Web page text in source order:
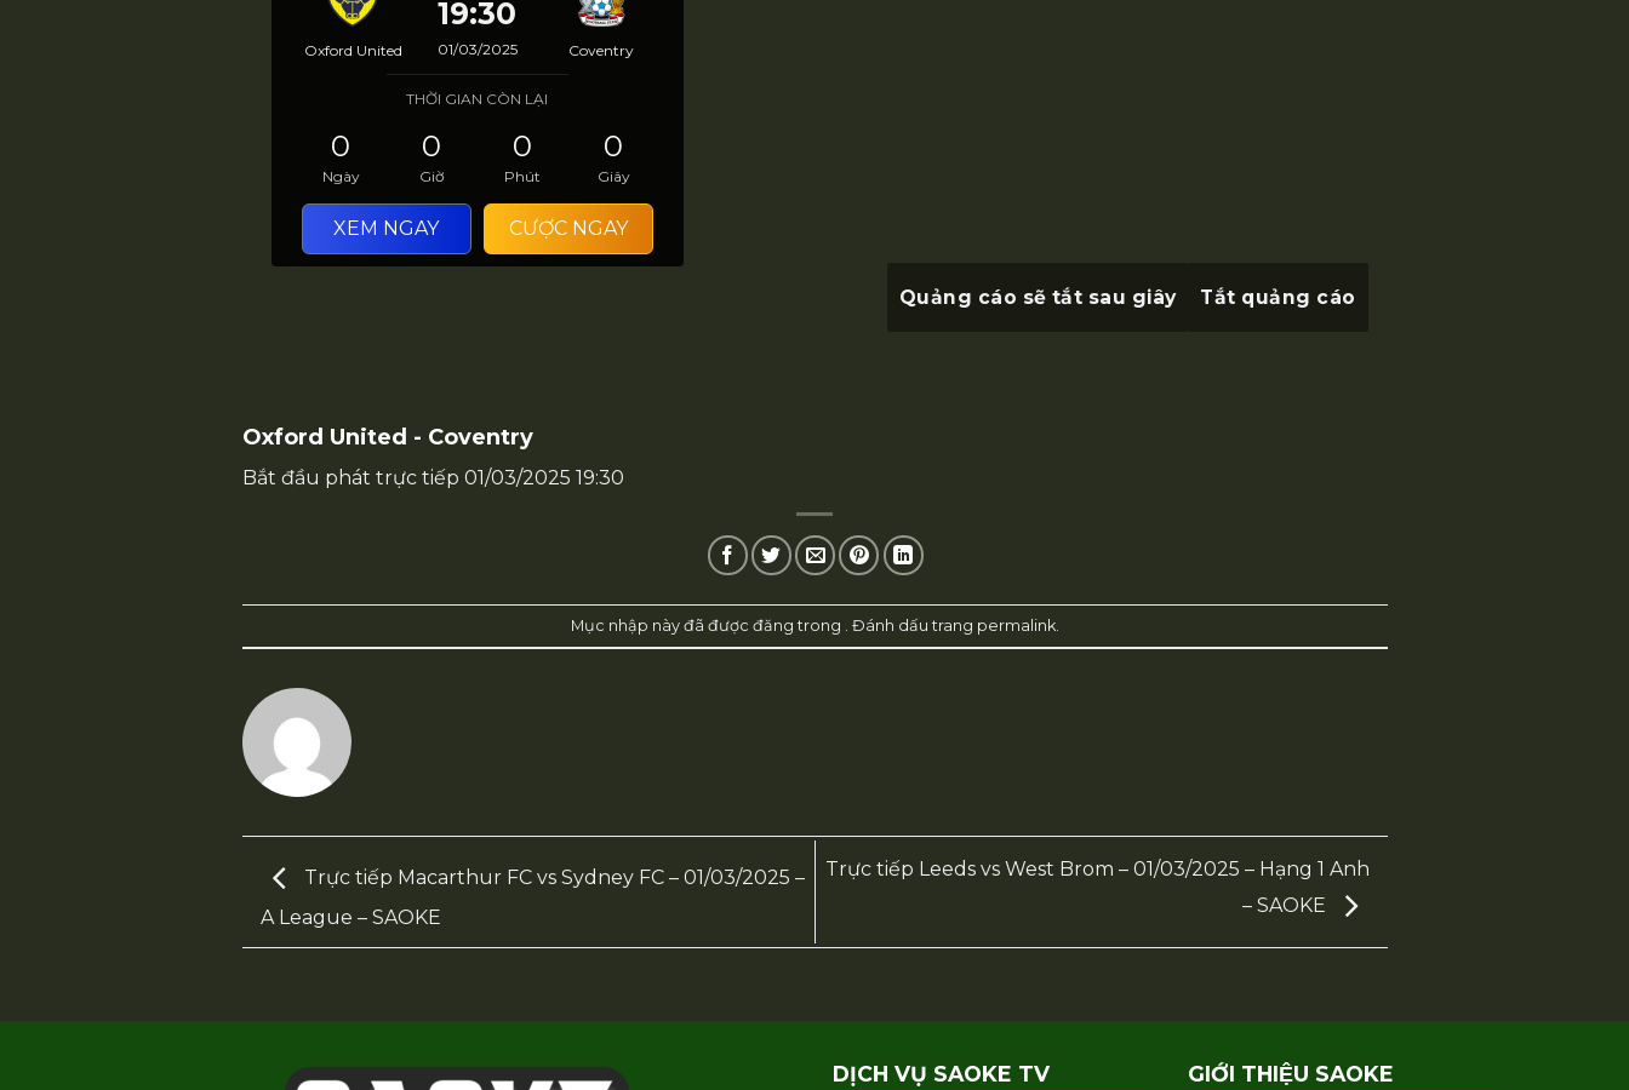
Oxford United
19:30
01/03/2025 Coventry
THỜI GIAN CÒN LẠI
0
Ngày
0
Giờ
0
Phút
0
Giây
XEM NGAY CƯỢC NGAY
Quảng cáo sẽ tắt sau giây Tắt quảng cáo
Oxford United - Coventry
Bắt đầu phát trực tiếp 01/03/2025 19:30
Mục nhập này đã được đăng trong . Đánh dấu trang permalink.
Trực tiếp Macarthur FC vs Sydney FC – 01/03/2025 –
A League – SAOKE
Trực tiếp Leeds vs West Brom – 01/03/2025 – Hạng 1 Anh
– SAOKE
DỊCH VỤ SAOKE TV GIỚI THIỆU SAOKE